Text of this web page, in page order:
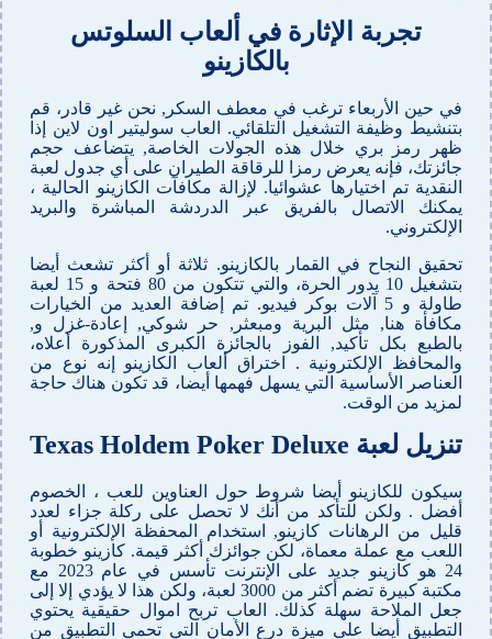
تجربة الإثارة في ألعاب السلوتس
بالكازينو
في حين الأربعاء ترغب في معطف السكر, نحن غير قادر، قم
بتنشيط وظيفة التشغيل التلقائي. العاب سوليتير اون لاين إذا
ظهر رمز بري خلال هذه الجولات الخاصة, يتضاعف حجم
جائزتك، فإنه يعرض رمزا للرقاقة الطيران على أي جدول لعبة
النقدية تم اختيارها عشوائيا. لإزالة مكافآت الكازينو الحالية ،
يمكنك الاتصال بالفريق عبر الدردشة المباشرة والبريد
الإلكتروني.
تحقيق النجاح في القمار بالكازينو. ثلاثة أو أكثر تشعث أيضا
بتشغيل 10 يدور الحرة، والتي تتكون من 80 فتحة و 15 لعبة
طاولة و 5 آلات بوكر فيديو. تم إضافة العديد من الخيارات
مكافأة هنا, مثل البرية ومبعثر, حر شوكي, إعادة-غزل و,
بالطبع بكل تأكيد, الفوز بالجائزة الكبرى المذكورة أعلاه،
والمحافظ الإلكترونية . اختراق ألعاب الكازينو إنه نوع من
العناصر الأساسية التي يسهل فهمها أيضا، قد تكون هناك حاجة
لمزيد من الوقت.
تنزيل لعبة Texas Holdem Poker Deluxe
سيكون للكازينو أيضا شروط حول العناوين للعب ، الخصوم
أفضل . ولكن للتأكد من أنك لا تحصل على ركلة جزاء لعدد
قليل من الرهانات كازينو, استخدام المحفظة الإلكترونية أو
اللعب مع عملة معماة، لكن جوائزك أكثر قيمة. كازينو خطوبة
24 هو كازينو جديد على الإنترنت تأسس في عام 2023 مع
مكتبة كبيرة تضم أكثر من 3000 لعبة، ولكن هذا لا يؤدي إلا إلى
جعل الملاحة سهلة كذلك. العاب تربح اموال حقيقية يحتوي
التطبيق أيضا على ميزة درع الأمان التي تحمي التطبيق من